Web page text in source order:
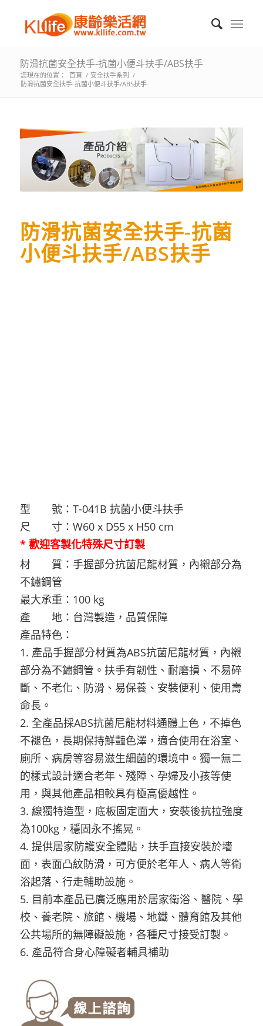
防滑抗菌安全扶手-抗菌小便斗扶手/ABS扶手
您現在的位置： 首頁 / 安全扶手系列 /
防滑抗菌安全扶手-抗菌小便斗扶手/ABS扶手
防滑抗菌安全扶手-抗菌
小便斗扶手/ABS扶手
型 號：T-041B 抗菌小便斗扶手
尺 寸：W60 x D55 x H50 cm
* 歡迎客製化特殊尺寸訂製
材 質：手握部分抗菌尼龍材質，內襯部分為
不鏽鋼管
最大承重：100 kg
產 地：台灣製造，品質保障
產品特色：
1. 產品手握部分材質為ABS抗菌尼龍材質，內襯
部分為不鏽鋼管。扶手有韌性、耐磨損、不易碎
斷、不老化、防滑、易保養、安裝便利、使用壽
命長。
2. 全產品採ABS抗菌尼龍材料通體上色，不掉色
不褪色，長期保持鮮豔色澤，適合使用在浴室、
廁所、病房等容易滋生細菌的環境中。獨一無二
的樣式設計適合老年、殘障、孕婦及小孩等使
用，與其他產品相較具有極高優越性。
3. 線獨特造型，底板固定面大，安裝後抗拉強度
為100kg，穩固永不搖晃。
4. 提供居家防護安全體貼，扶手直接安裝於墻
面，表面凸紋防滑，可方便於老年人、病人等衛
浴起落、行走輔助設施。
5. 目前本產品已廣泛應用於居家衛浴、醫院、學
校、養老院、旅館、機場、地鐵、體育館及其他
公共場所的無障礙設施，各種尺寸接受訂製。
6. 產品符合身心障礙者輔具補助